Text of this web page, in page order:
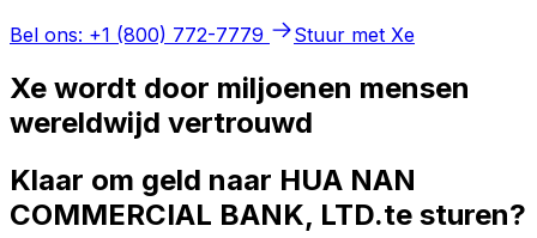
Bel ons: +1 (800) 772-7779
Stuur met Xe
Xe wordt door miljoenen mensen
wereldwijd vertrouwd
Klaar om geld naar HUA NAN
COMMERCIAL BANK, LTD.te sturen?